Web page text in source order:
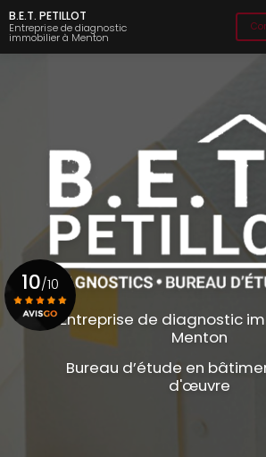
Aller
au
contenu
principal
B.E.T. PETILLOT
Entreprise de diagnostic
immobilier à Menton
Entreprise de diagnostic
Menton
Bureau d’étude en
d'œuvre
10/10
Voir le certificat